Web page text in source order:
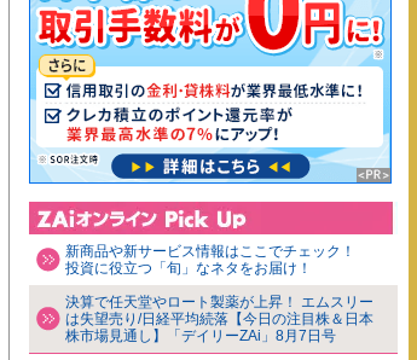
新商品や新サービス情報はここでチェック！
投資に役立つ「旬」なネタをお届け！
決算で任天堂やロート製薬が上昇！ エムスリー
は失望売り/日経平均続落【今日の注目株＆日本
株市場見通し】「デイリーZAi」8月7日号